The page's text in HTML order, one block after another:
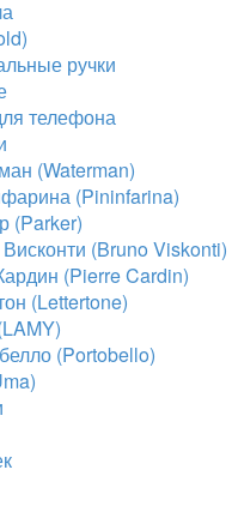
ручки
телефона
(Waterman)
(Pininfarina)
(Parker)
(Bruno Viskonti)
(Pierre Cardin)
(Lettertone)
(Portobello)